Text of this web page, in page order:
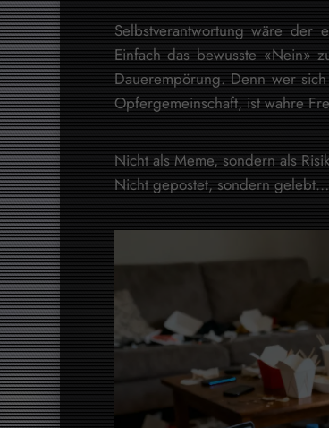
Selbstverantwortung wäre der
Einfach das bewusste «Nein»
Dauerempörung. Denn wer
Opfergemeinschaft, ist wahre
Nicht als Meme, sondern als
Nicht gepostet, sondern gelebt…